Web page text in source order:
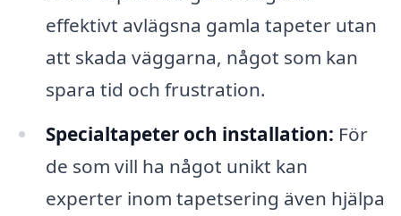
effektivt avlägsna gamla tapeter utan
att skada väggarna, något som kan
spara tid och frustration.
Specialtapeter och installation: För
de som vill ha något unikt kan
experter inom tapetsering även hjälpa